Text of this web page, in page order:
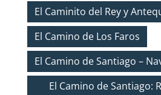
El Caminito del Rey y
El Camino de Los Faros
El Camino de Santiago –
El Camino de Santiago: